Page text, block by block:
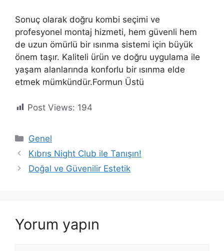
Sonuç olarak doğru kombi seçimi ve
profesyonel montaj hizmeti, hem güvenli hem
de uzun ömürlü bir ısınma sistemi için büyük
önem taşır. Kaliteli ürün ve doğru uygulama ile
yaşam alanlarında konforlu bir ısınma elde
etmek mümkündür.Formun Üstü
Post Views: 194
Kategoriler
Genel
Kıbrıs Night Club ile Tanışın!
Doğal ve Güvenilir Estetik
Yorum yapın